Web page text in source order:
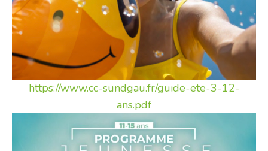
https://www.cc-sundgau.fr/guide-ete-3-12-
ans.pdf